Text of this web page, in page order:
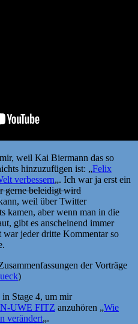
weil Kai Biermann das so
hinzuzufügen ist: „Felix
verbessern„. Ich war ja erst ein
gerne beleidigt wird
weil über Twitter
kamen, aber wenn man in die
gibt es anscheinend immer
jeder dritte Kommentar so
der Vorträge
)
Stage 4, um mir
UWE FITZ anzuhören „Wie
verändert„.